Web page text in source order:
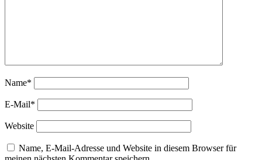
Name*
E-Mail*
Website
Name, E-Mail-Adresse und Website in diesem Browser für